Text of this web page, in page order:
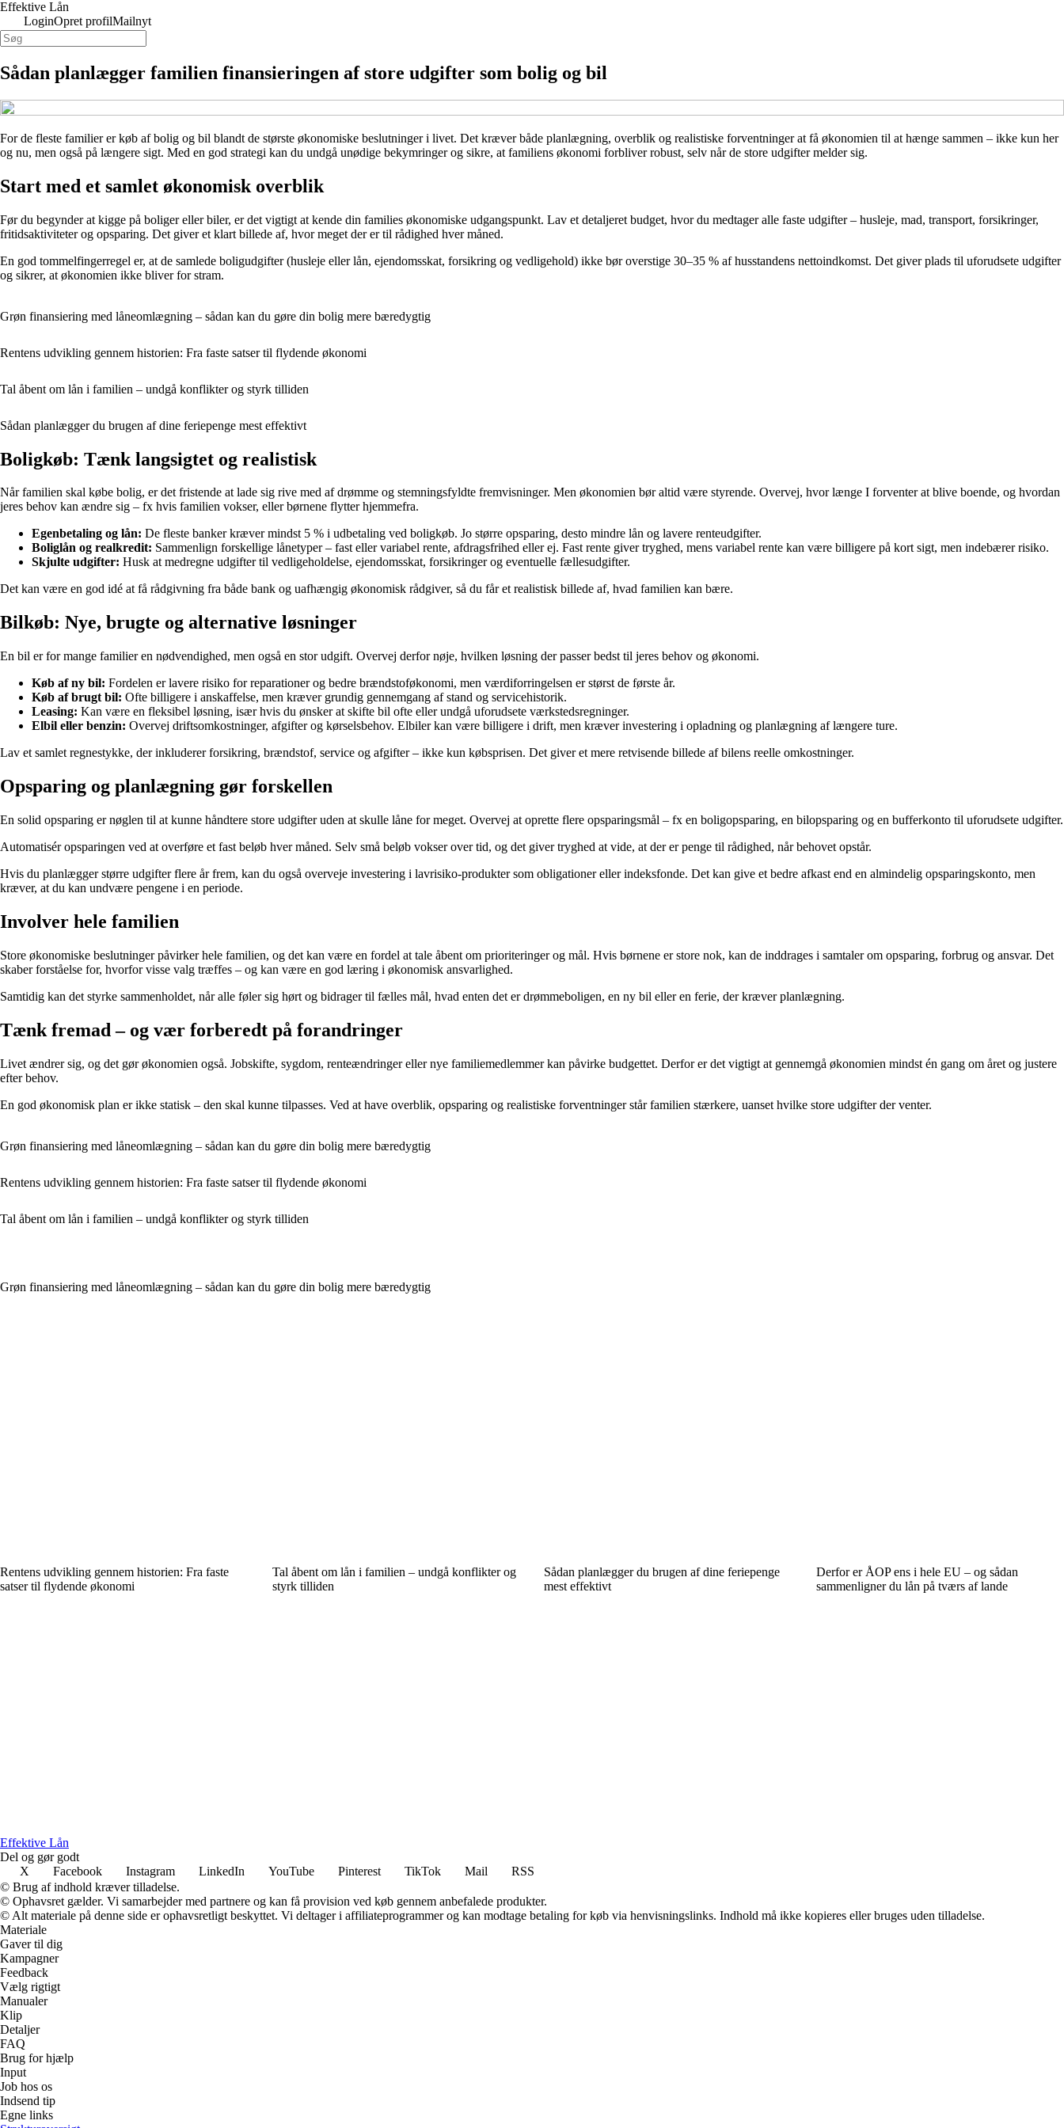
Effektive Lån
LoginOpret profilMailnyt
Sådan planlægger familien finansieringen af store udgifter som bolig og bil
For de fleste familier er køb af bolig og bil blandt de største økonomiske beslutninger i livet. Det kræver både planlægning, overblik og realistiske forventninger at få økonomien til at hænge sammen – ikke kun her
og nu, men også på længere sigt. Med en god strategi kan du undgå unødige bekymringer og sikre, at familiens økonomi forbliver robust, selv når de store udgifter melder sig.
Start med et samlet økonomisk overblik
Før du begynder at kigge på boliger eller biler, er det vigtigt at kende din families økonomiske udgangspunkt. Lav et detaljeret budget, hvor du medtager alle faste udgifter – husleje, mad, transport, forsikringer,
fritidsaktiviteter og opsparing. Det giver et klart billede af, hvor meget der er til rådighed hver måned.
En god tommelfingerregel er, at de samlede boligudgifter (husleje eller lån, ejendomsskat, forsikring og vedligehold) ikke bør overstige 30–35 % af husstandens nettoindkomst. Det giver plads til uforudsete udgifter
og sikrer, at økonomien ikke bliver for stram.
Grøn finansiering med låneomlægning – sådan kan du gøre din bolig mere bæredygtig
Rentens udvikling gennem historien: Fra faste satser til flydende økonomi
Tal åbent om lån i familien – undgå konflikter og styrk tilliden
Sådan planlægger du brugen af dine feriepenge mest effektivt
Boligkøb: Tænk langsigtet og realistisk
Når familien skal købe bolig, er det fristende at lade sig rive med af drømme og stemningsfyldte fremvisninger. Men økonomien bør altid være styrende. Overvej, hvor længe I forventer at blive boende, og hvordan
jeres behov kan ændre sig – fx hvis familien vokser, eller børnene flytter hjemmefra.
Egenbetaling og lån: De fleste banker kræver mindst 5 % i udbetaling ved boligkøb. Jo større opsparing, desto mindre lån og lavere renteudgifter.
Boliglån og realkredit: Sammenlign forskellige lånetyper – fast eller variabel rente, afdragsfrihed eller ej. Fast rente giver tryghed, mens variabel rente kan være billigere på kort sigt, men indebærer risiko.
Skjulte udgifter: Husk at medregne udgifter til vedligeholdelse, ejendomsskat, forsikringer og eventuelle fællesudgifter.
Det kan være en god idé at få rådgivning fra både bank og uafhængig økonomisk rådgiver, så du får et realistisk billede af, hvad familien kan bære.
Bilkøb: Nye, brugte og alternative løsninger
En bil er for mange familier en nødvendighed, men også en stor udgift. Overvej derfor nøje, hvilken løsning der passer bedst til jeres behov og økonomi.
Køb af ny bil: Fordelen er lavere risiko for reparationer og bedre brændstoføkonomi, men værdiforringelsen er størst de første år.
Køb af brugt bil: Ofte billigere i anskaffelse, men kræver grundig gennemgang af stand og servicehistorik.
Leasing: Kan være en fleksibel løsning, især hvis du ønsker at skifte bil ofte eller undgå uforudsete værkstedsregninger.
Elbil eller benzin: Overvej driftsomkostninger, afgifter og kørselsbehov. Elbiler kan være billigere i drift, men kræver investering i opladning og planlægning af længere ture.
Lav et samlet regnestykke, der inkluderer forsikring, brændstof, service og afgifter – ikke kun købsprisen. Det giver et mere retvisende billede af bilens reelle omkostninger.
Opsparing og planlægning gør forskellen
En solid opsparing er nøglen til at kunne håndtere store udgifter uden at skulle låne for meget. Overvej at oprette flere opsparingsmål – fx en boligopsparing, en bilopsparing og en bufferkonto til uforudsete udgifter.
Automatisér opsparingen ved at overføre et fast beløb hver måned. Selv små beløb vokser over tid, og det giver tryghed at vide, at der er penge til rådighed, når behovet opstår.
Hvis du planlægger større udgifter flere år frem, kan du også overveje investering i lavrisiko-produkter som obligationer eller indeksfonde. Det kan give et bedre afkast end en almindelig opsparingskonto, men
kræver, at du kan undvære pengene i en periode.
Involver hele familien
Store økonomiske beslutninger påvirker hele familien, og det kan være en fordel at tale åbent om prioriteringer og mål. Hvis børnene er store nok, kan de inddrages i samtaler om opsparing, forbrug og ansvar. Det
skaber forståelse for, hvorfor visse valg træffes – og kan være en god læring i økonomisk ansvarlighed.
Samtidig kan det styrke sammenholdet, når alle føler sig hørt og bidrager til fælles mål, hvad enten det er drømmeboligen, en ny bil eller en ferie, der kræver planlægning.
Tænk fremad – og vær forberedt på forandringer
Livet ændrer sig, og det gør økonomien også. Jobskifte, sygdom, renteændringer eller nye familiemedlemmer kan påvirke budgettet. Derfor er det vigtigt at gennemgå økonomien mindst én gang om året og justere
efter behov.
En god økonomisk plan er ikke statisk – den skal kunne tilpasses. Ved at have overblik, opsparing og realistiske forventninger står familien stærkere, uanset hvilke store udgifter der venter.
Grøn finansiering med låneomlægning – sådan kan du gøre din bolig mere bæredygtig
Rentens udvikling gennem historien: Fra faste satser til flydende økonomi
Tal åbent om lån i familien – undgå konflikter og styrk tilliden
Grøn finansiering med låneomlægning – sådan kan du gøre din bolig mere bæredygtig
Rentens udvikling gennem historien: Fra faste
satser til flydende økonomi
Tal åbent om lån i familien – undgå konflikter og
styrk tilliden
Sådan planlægger du brugen af dine feriepenge
mest effektivt
Derfor er ÅOP ens i hele EU – og sådan
sammenligner du lån på tværs af lande
Effektive Lån
Del og gør godt
X
Facebook Instagram LinkedIn YouTube Pinterest TikTok Mail
RSS
© Brug af indhold kræver tilladelse.
© Ophavsret gælder. Vi samarbejder med partnere og kan få provision ved køb gennem anbefalede produkter.
© Alt materiale på denne side er ophavsretligt beskyttet. Vi deltager i affiliateprogrammer og kan modtage betaling for køb via henvisningslinks. Indhold må ikke kopieres eller bruges uden tilladelse.
Materiale
Gaver til dig
Kampagner
Feedback
Vælg rigtigt
Manualer
Klip
Detaljer
FAQ
Brug for hjælp
Input
Job hos os
Indsend tip
Egne links